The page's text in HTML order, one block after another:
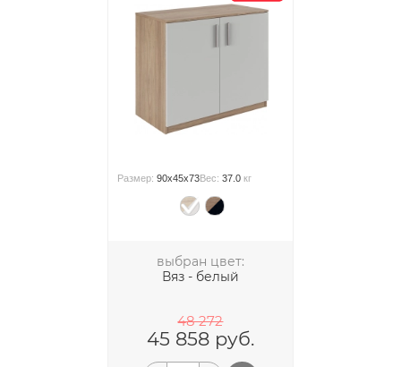
Размер:90x45x73Вес:37.0 кг
выбран цвет:
Вяз - белый
48 272
45 858руб.